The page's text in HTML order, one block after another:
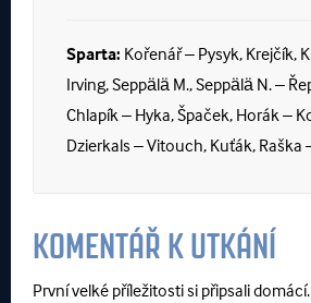
Sparta: Kořenář – Pysyk, Krejčík,
Irving, Seppälä M., Seppälä N. –
Chlapík – Hyka, Špaček, Horák –
Dzierkals – Vitouch, Kuťák, Raška
KOMENTÁŘ K UTKÁNÍ
První velké příležitosti si připsali